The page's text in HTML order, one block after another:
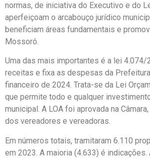
normas, de iniciativa do Executivo e do
aperfeiçoam o arcabouço jurídico
beneficiam áreas fundamentais e
Mossoró.
Uma das mais importantes é a lei 4.074/
receitas e fixa as despesas da
financeiro de 2024. Trata-se da Lei
que permite todo e qualquer
municipal. A LOA foi aprovada na
dos vereadores e vereadoras.
Em números totais, tramitaram 6.110
em 2023. A maioria (4.633) é